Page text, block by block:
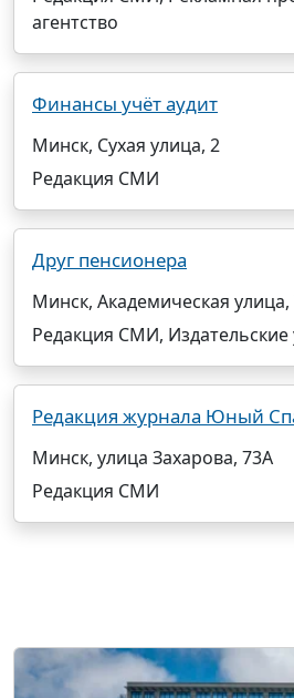
агентство
Финансы учёт аудит
Минск, Сухая улица, 2
Редакция СМИ
Друг пенсионера
Минск, Академическая улица,
Редакция СМИ, Издательские
Редакция журнала Юный
Минск, улица Захарова, 73А
Редакция СМИ